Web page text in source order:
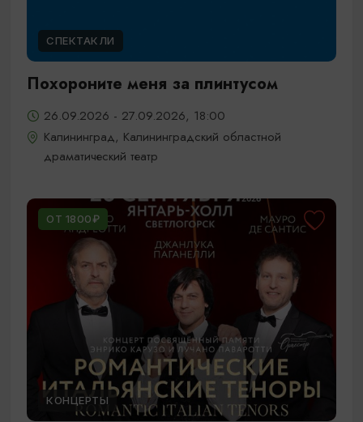
СПЕКТАКЛИ
Похороните меня за плинтусом
26.09.2026 - 27.09.2026, 18:00
Калининград, Калининградский областной
драматический театр
ОТ 1800₽
КОНЦЕРТЫ